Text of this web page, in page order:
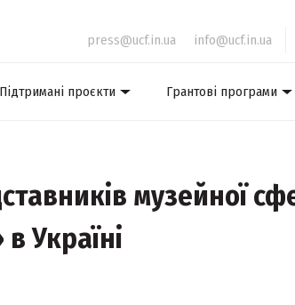
press@ucf.in.ua info@ucf.in.ua
Підтримані проєкти Грантові програми
музейної
Україні